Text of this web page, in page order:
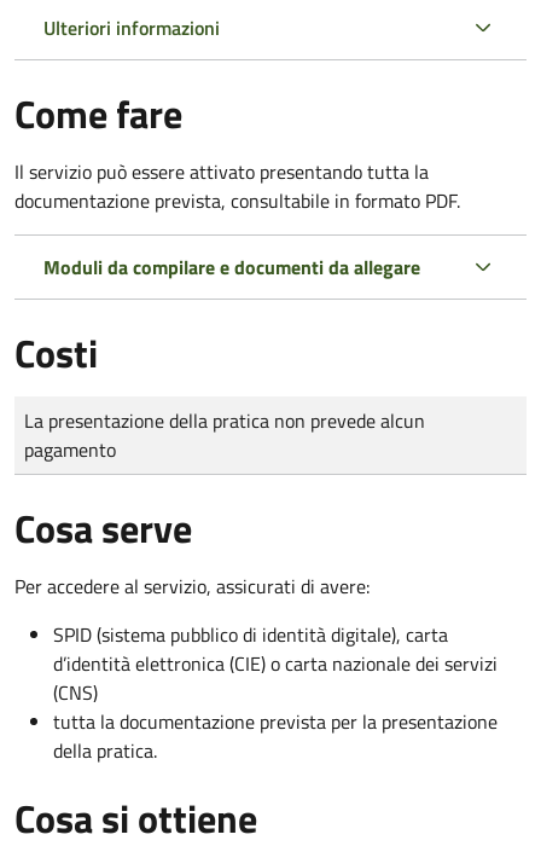
Ulteriori informazioni
Come fare
Il servizio può essere attivato presentando tutta la
documentazione prevista, consultabile in formato PDF.
Moduli da compilare e documenti da allegare
Costi
Tipo di pagamento
Importo
La presentazione della pratica non prevede alcun
pagamento
Cosa serve
Per accedere al servizio, assicurati di avere:
SPID (sistema pubblico di identità digitale), carta
d’identità elettronica (CIE) o carta nazionale dei servizi
(CNS)
tutta la documentazione prevista per la presentazione
della pratica.
Cosa si ottiene